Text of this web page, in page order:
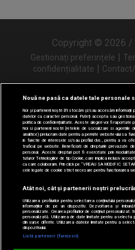
Copyright © 2026 /
Gestionați preferințele |
confidențialitate |
Nouă ne pasă ca datele tale personale
Noi și partenerii noștri31 stocăm și/sau accesăm informații
datelor cu caracter personal. Puteți accepta sau
politica de confidențialitate. Aceste alegeri vor fi raportate
Noi si partenerii nostri (retelele de socializare si agentiile
analitice) prelucram date pentru a permite website-ului sa
in functie de interesele si/sau profilul dvs., pentru a va
traficul pe website. Beneficiati de drepturile prevazute
personal. Aceste drepturi pot fi exercitate prin
tuturor Tehnologiilor de tip Cookie, care implica inclusiv
cu care colaboram. Prin click pe “VREAU SA MODIFIC
cele legate de cookie strict necesare pentru functionarea
Atât noi, cât și partenerii noștri
Utilizarea profilurilor pentru selectarea conținutului
informațiilor de pe un dispozitiv. Dezvoltarea și
personalizate. Crearea profilurilor de conținut personalizat.
personalizată. Utilizarea de date limitate pentru a selecta
din surse diferite. Utilizarea datelor limitate pentru a
dispozitivului.
Listă parteneri (furnizori)